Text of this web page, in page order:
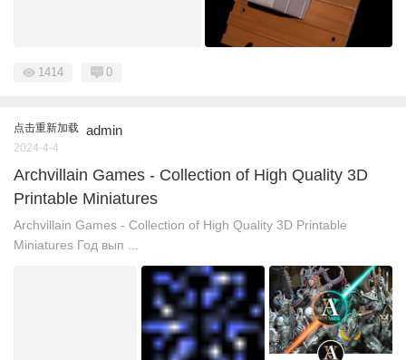
1414 0
点击重新加载 admin
2024-4-4
Archvillain Games - Collection of High Quality 3D
Printable Miniatures
Archvillain Games - Collection of High Quality 3D Printable
Miniatures Год вып ...